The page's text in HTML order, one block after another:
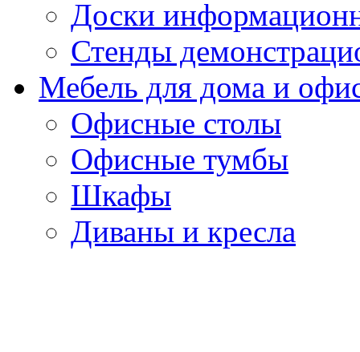
Доски
Стенды
Мебель для дома и
Офисные столы
Офисные тумбы
Шкафы
Диваны и кресла